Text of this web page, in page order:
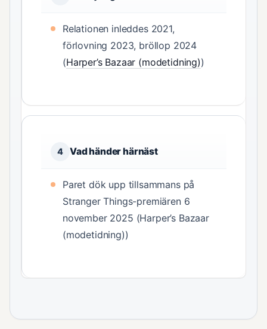
Relationen inleddes 2021,
förlovning 2023, bröllop 2024
(Harper’s Bazaar (modetidning))
4 Vad händer härnäst
Paret dök upp tillsammans på
Stranger Things-premiären 6
november 2025 (Harper’s Bazaar
(modetidning))